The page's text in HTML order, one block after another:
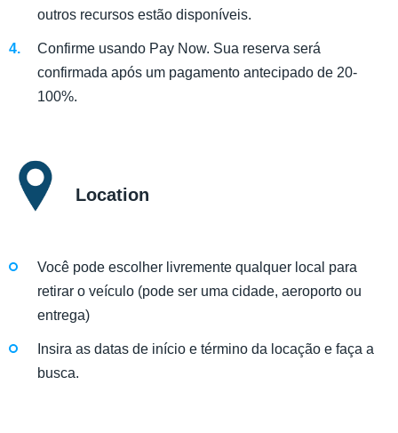
outros recursos estão disponíveis.
Confirme usando Pay Now. Sua reserva será
confirmada após um pagamento antecipado de 20-
100%.
Location
Você pode escolher livremente qualquer local para
retirar o veículo (pode ser uma cidade, aeroporto ou
entrega)
Insira as datas de início e término da locação e faça a
busca.